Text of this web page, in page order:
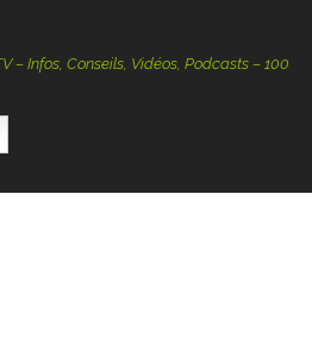
Conseils, Vidéos, Podcasts – 100 %